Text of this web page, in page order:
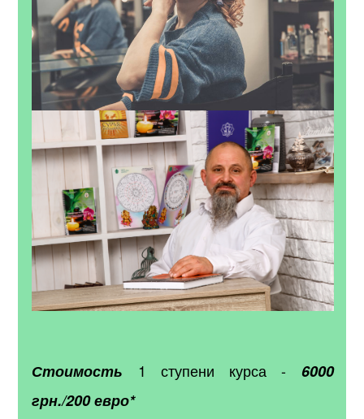
Стоимость 1 ступени курса - 6000
грн./200 евро*